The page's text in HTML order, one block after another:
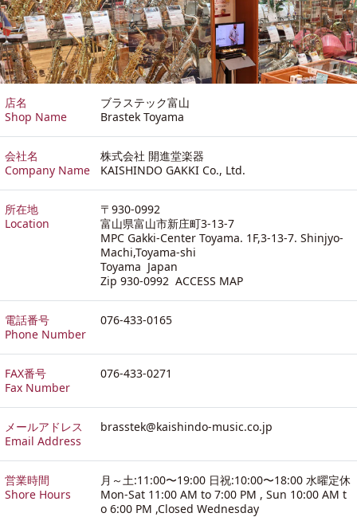
店名
Shop Name
ブラステック富山
Brastek Toyama
会社名
Company Name
株式会社 開進堂楽器
KAISHINDO GAKKI Co., Ltd.
所在地
Location
〒930-0992
富山県富山市新庄町3-13-7
MPC Gakki-Center Toyama. 1F,3-13-7. Shinjyo-
Machi,Toyama-shi
Toyama Japan
Zip 930-0992 ACCESS MAP
電話番号
Phone Number
076-433-0165
FAX番号
Fax Number
076-433-0271
メールアドレス
Email Address
brasstek@kaishindo-music.co.jp
営業時間
Shore Hours
月～土:11:00〜19:00 日祝:10:00〜18:00 水曜定休
Mon-Sat 11:00 AM to 7:00 PM , Sun 10:00 AM t
o 6:00 PM ,Closed Wednesday